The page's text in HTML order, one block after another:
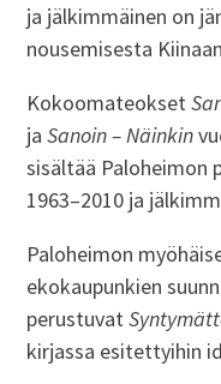
ja jälkimmäinen on
nousemisesta
Kokoomateokset
jaSanoin – Näinkin
sisältää Paloheimon
1963–2010 ja
Paloheimon
ekokaupunkien
perustuvat
kirjassa esitettyihin